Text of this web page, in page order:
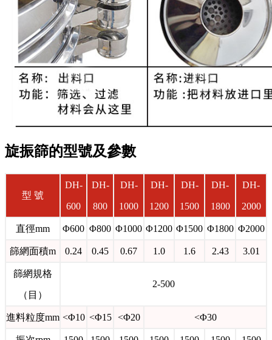
旋振篩的型號及參數
型 號
DH-
600
DH-
800
DH-
1000
DH-
1200
DH-
1500
DH-
1800
DH-
2000
直徑mm Φ600 Φ800 Φ1000 Φ1200 Φ1500 Φ1800 Φ2000
篩網面積m 0.24 0.45 0.67 1.0 1.6 2.43 3.01
篩網規格
（目）
2-500
進料粒度mm <Φ10 <Φ15 <Φ20 <Φ30